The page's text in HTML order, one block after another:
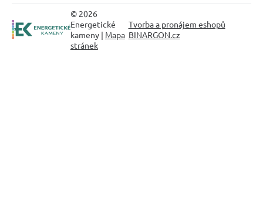
© 2026
Energetické
kameny | Mapa
stránek
Tvorba a pronájem eshopů
BINARGON.cz